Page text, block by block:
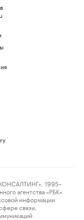
1995–
агентства «РБК»
информации
связи,